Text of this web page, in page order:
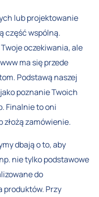
lub projektowanie
część wspólną.
oczekiwania, ale
ma się przede
Podstawą naszej
poznanie Twoich
Finalnie to oni
złożą zamówienie.
dbają o to, aby
nie tylko podstawowe
do
produktów. Przy